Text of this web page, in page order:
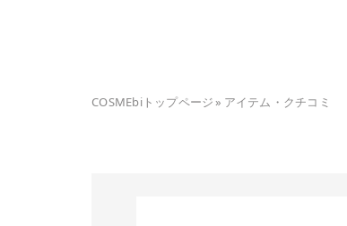
COSMEbiトップページ» アイテム・クチコミ